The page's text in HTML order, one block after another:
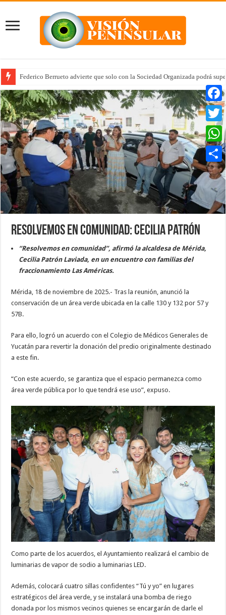
Federico Berrueto advierte que solo con la Sociedad Organizada podrá
Resolvemos en comunidad: Cecilia Patrón
“Resolvemos en comunidad”, afirmó la alcaldesa de Mérida,
Cecilia Patrón Laviada, en un encuentro con familias del
fraccionamiento Las Américas.
Mérida, 18 de noviembre de 2025.- Tras la reunión, anunció la
conservación de un área verde ubicada en la calle 130 y 132 por 57 y
57B.
Para ello, logró un acuerdo con el Colegio de Médicos Generales de
Yucatán para revertir la donación del predio originalmente destinado
a este fin.
“Con este acuerdo, se garantiza que el espacio permanezca como
área verde pública por lo que tendrá ese uso”, expuso.
Como parte de los acuerdos, el Ayuntamiento realizará el cambio de
luminarias de vapor de sodio a luminarias LED.
Además, colocará cuatro sillas confidentes “Tú y yo” en lugares
estratégicos del área verde, y se instalará una bomba de riego
donada por los mismos vecinos quienes se encargarán de darle el
Twitter